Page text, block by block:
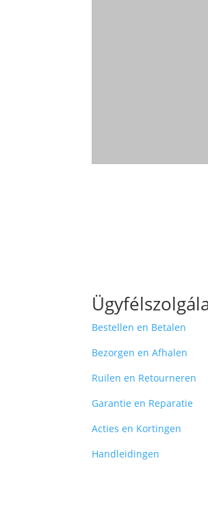
Bestellen en Betalen
Bezorgen en Afhalen
Ruilen en Retourneren
Garantie en Reparatie
Acties en Kortingen
Handleidingen